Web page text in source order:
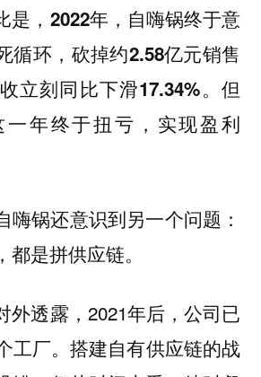
是， 2022年，自嗨锅终于意
循环，砍掉约2.58亿元销售
立刻同比下滑17.34%。但
年终于扭亏，实现盈利
嗨锅还意识到另一个问题：
是拼供应链。
外透露，2021年后，公司已
工厂。搭建自有供应链的战